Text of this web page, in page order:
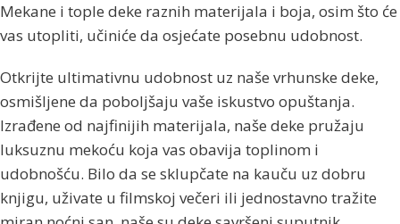
Mekane i tople deke raznih materijala i boja, osim što će
vas utopliti, učiniće da osjećate posebnu udobnost.
Otkrijte ultimativnu udobnost uz naše vrhunske deke,
osmišljene da poboljšaju vaše iskustvo opuštanja.
Izrađene od najfinijih materijala, naše deke pružaju
luksuznu mekoću koja vas obavija toplinom i
udobnošću. Bilo da se sklupčate na kauču uz dobru
knjigu, uživate u filmskoj večeri ili jednostavno tražite